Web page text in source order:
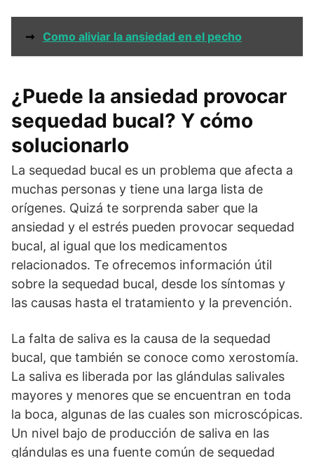
➞ Como aliviar la ansiedad en el pecho
¿Puede la ansiedad provocar
sequedad bucal? Y cómo
solucionarlo
La sequedad bucal es un problema que afecta a
muchas personas y tiene una larga lista de
orígenes. Quizá te sorprenda saber que la
ansiedad y el estrés pueden provocar sequedad
bucal, al igual que los medicamentos
relacionados. Te ofrecemos información útil
sobre la sequedad bucal, desde los síntomas y
las causas hasta el tratamiento y la prevención.
La falta de saliva es la causa de la sequedad
bucal, que también se conoce como xerostomía.
La saliva es liberada por las glándulas salivales
mayores y menores que se encuentran en toda
la boca, algunas de las cuales son microscópicas.
Un nivel bajo de producción de saliva en las
glándulas es una fuente común de sequedad